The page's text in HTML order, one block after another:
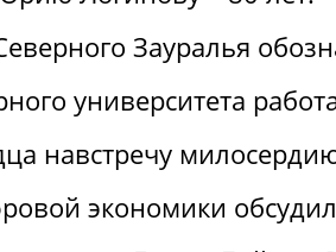
Зауралья
университета
навстречу
экономики